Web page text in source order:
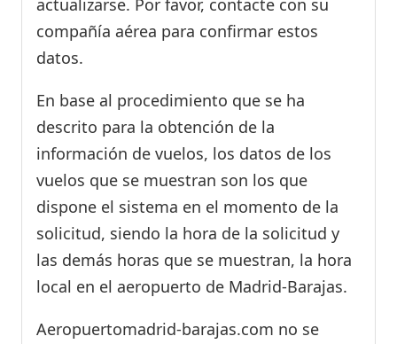
actualizarse. Por favor, contacte con su
compañía aérea para confirmar estos
datos.
En base al procedimiento que se ha
descrito para la obtención de la
información de vuelos, los datos de los
vuelos que se muestran son los que
dispone el sistema en el momento de la
solicitud, siendo la hora de la solicitud y
las demás horas que se muestran, la hora
local en el aeropuerto de Madrid-Barajas.
Aeropuertomadrid-barajas.com no se